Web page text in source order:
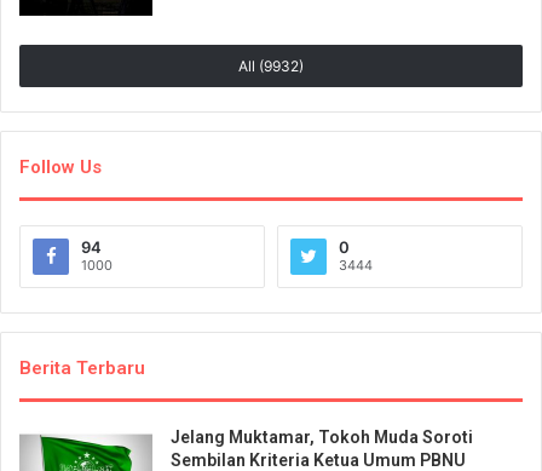
All (9932)
Follow Us
94
1000
0
3444
Berita Terbaru
Jelang Muktamar, Tokoh Muda Soroti
Sembilan Kriteria Ketua Umum PBNU